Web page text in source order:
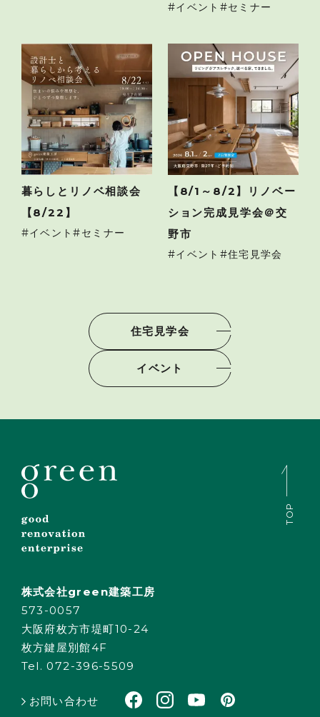
イベント セミナー
暮らしとリノベ相談会
【8/22】
イベント セミナー
【8/1～8/2】リノベー
ション完成見学会＠交
野市
イベント 住宅見学会
住宅見学会
イベント
株式会社green建築工房
573-0057
大阪府枚方市堤町10-24
枚方鍵屋別館4F
Tel. 072-396-5509
お問い合わせ
TOP